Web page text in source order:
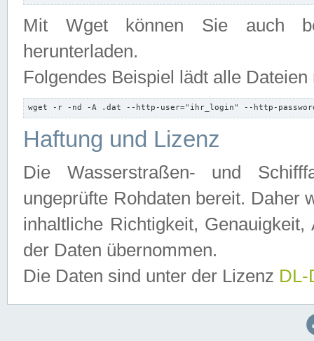
Mit Wget können Sie auch
herunterladen.
Folgendes Beispiel lädt alle
wget -r -nd -A .dat --http-user="ihr_login" --http-
Haftung und Lizenz
Die Wasserstraßen- und
ungeprüfte Rohdaten bereit. Daher
inhaltliche Richtigkeit,
der Daten übernommen.
Die Daten sind unter der Lizenz